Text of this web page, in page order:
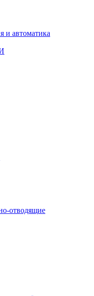
и автоматика
отводящие